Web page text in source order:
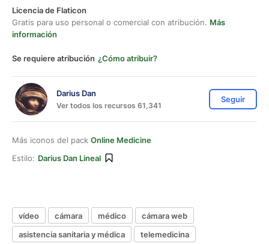
Licencia de Flaticon
Gratis para uso personal o comercial con atribución. Más
información
Se requiere atribución ¿Cómo atribuir?
Darius Dan
Ver todos los recursos 61,341
Seguir
Más iconos del pack Online Medicine
Estilo: Darius Dan Lineal
vídeo cámara médico
cámara web
asistencia sanitaria y médica
telemedicina